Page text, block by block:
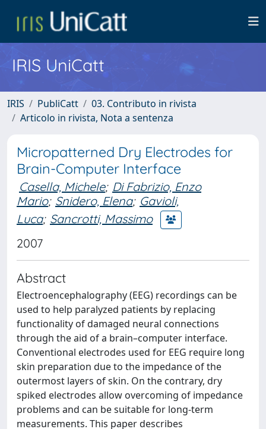
IRIS UniCatt
IRIS PubliCatt
03. Contributo in rivista
Articolo in rivista, Nota a sentenza
Micropatterned Dry Electrodes for
Brain-Computer Interface
Casella, Michele; Di Fabrizio, Enzo
Mario; Snidero, Elena; Gavioli,
Luca; Sancrotti, Massimo
2007
Abstract
Electroencephalography (EEG) recordings can be
used to help paralyzed patients by replacing
functionality of damaged neural connections
through the aid of a brain–computer interface.
Conventional electrodes used for EEG require long
skin preparation due to the impedance of the
outermost layers of skin. On the contrary, dry
spiked electrodes allow overcoming of impedance
problems and can be suitable for long-term
measurements. This paper describes